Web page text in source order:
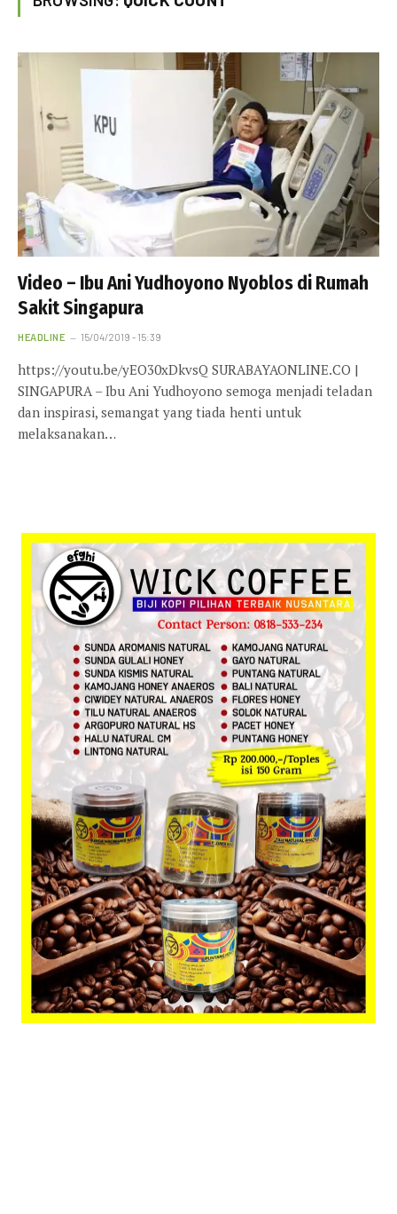
Video – Ibu Ani Yudhoyono Nyoblos di Rumah
Sakit Singapura
HEADLINE 15/04/2019 - 15:39
https://youtu.be/yEO30xDkvsQ SURABAYAONLINE.CO |
SINGAPURA – Ibu Ani Yudhoyono semoga menjadi teladan
dan inspirasi, semangat yang tiada henti untuk
melaksanakan…